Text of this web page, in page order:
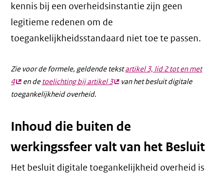
kennis bij een overheidsinstantie zijn geen
legitieme redenen om de
toegankelijkheidsstandaard niet toe te passen.
Zie voor de formele, geldende tekstartikel 3, lid 2 tot en met
4(externe
link)
en de toelichting bij artikel 3(externe
van het besluit digitale
toegankelijkheid overheid.
Inhoud die buiten de
werkingssfeer valt van het Besluit
Het besluit digitale toegankelijkheid overheid is